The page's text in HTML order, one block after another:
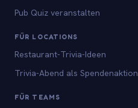
Pub Quiz veranstalten
FÜR LOCATIONS
Restaurant-Trivia-Ideen
Trivia-Abend als Spendenaktion
FÜR TEAMS